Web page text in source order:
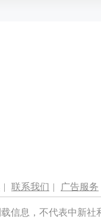
| 联系我们 | 广告服务
信息，不代表中新